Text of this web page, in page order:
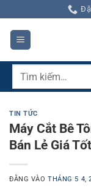
qua
dung
Tìm
TIN TỨC
Máy Cắt Bê
Bán Lẻ Giá
ĐĂNG VÀOTHÁNG 5 4,